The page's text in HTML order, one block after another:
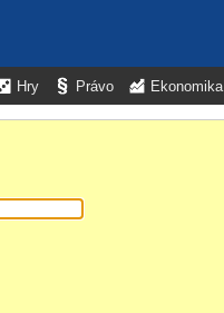
Hry Právo Ekonomika